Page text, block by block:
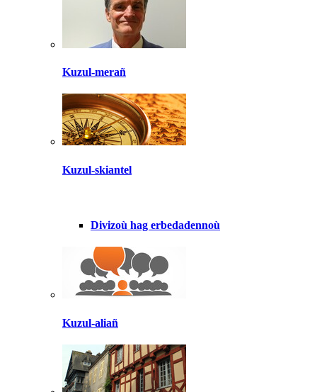
Kuzul-merañ
Kuzul-skiantel
Divizoù hag erbedadennoù
Kuzul-aliañ